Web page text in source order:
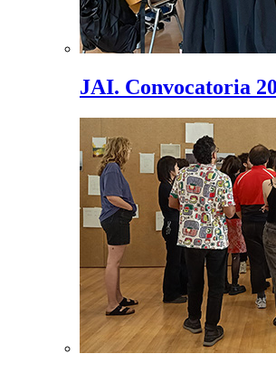
JAI. Convocatoria